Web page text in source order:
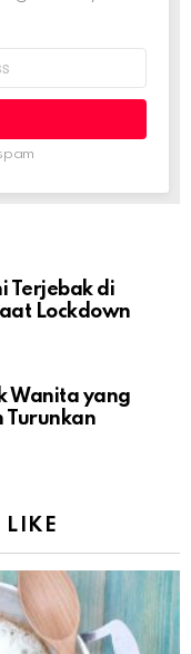
Terjebak di
Lockdown
Wanita yang
Turunkan
LIKE